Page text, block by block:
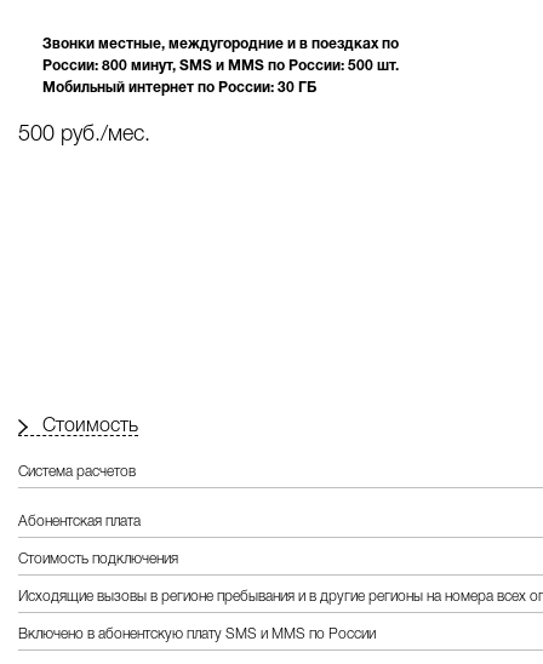
Звонки местные, междугородние и в поездках по
России: 800 минут, SMS и MMS по России: 500 шт.
Мобильный интернет по России: 30 ГБ
500 руб./мес.
Стоимость
Система расчетов
Абонентская плата
Стоимость подключения
Исходящие вызовы в регионе пребывания и в другие регионы на номера всех
Включено в абонентскую плату SMS и MMS по России